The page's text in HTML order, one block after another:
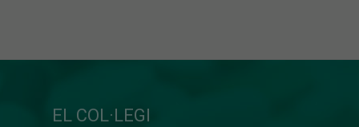
EL COL·LEGI